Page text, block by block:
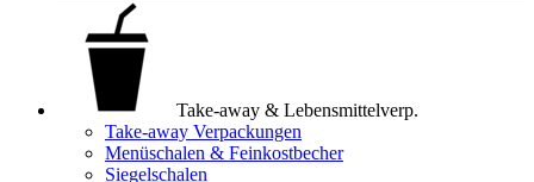
Take-away & Lebensmittelverp.
Take-away Verpackungen
Menüschalen & Feinkostbecher
Siegelschalen